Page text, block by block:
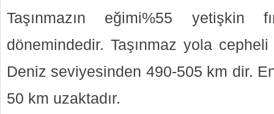
Taşınmazın eğimi%55 yetişkin
dönemindedir. Taşınmaz yola cepheli
Deniz seviyesinden 490-505 km dir.
50 km uzaktadır.